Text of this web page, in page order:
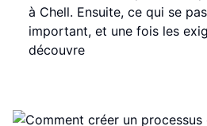
à Chell. Ensuite, ce qui se
important, et une fois les
découvre